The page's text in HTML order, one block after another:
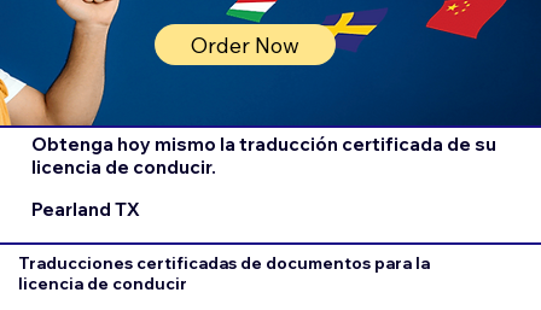
Order Now
Obtenga hoy mismo la traducción certificada de su
licencia de conducir.
Pearland TX
Traducciones certificadas de documentos para la
licencia de conducir